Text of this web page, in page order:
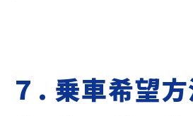
７. 乗車希望